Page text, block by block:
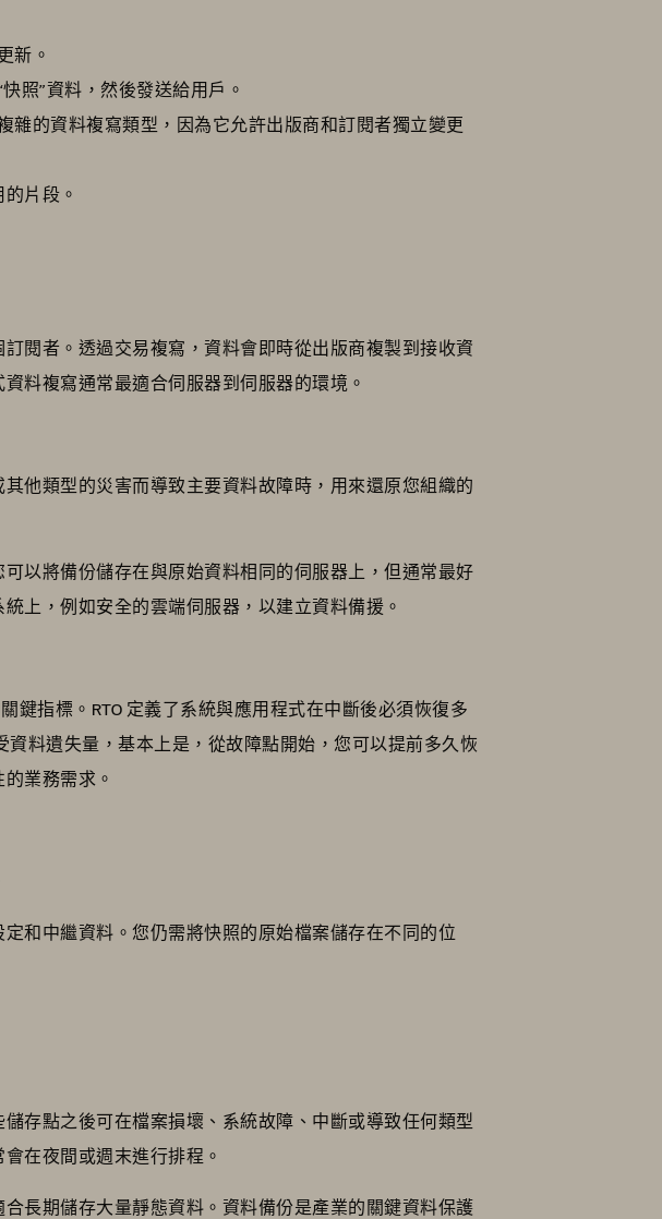
新。
照”資料，然後發送給用戶。
的資料複寫類型，因為它允許出版商和訂閱者獨立變更
片段。
閱者。透過交易複寫，資料會即時從出版商複製到接收資
料複寫通常最適合伺服器到伺服器的環境。
他類型的災害而導致主要資料故障時，用來還原您組織的
以將備份儲存在與原始資料相同的伺服器上，但通常最好
上，例如安全的雲端伺服器，以建立資料備援。
鍵指標。RTO 定義了系統與應用程式在中斷後必須恢復多
料遺失量，基本上是，從故障點開始，您可以提前多久恢
業務需求。
和中繼資料。您仍需將快照的原始檔案儲存在不同的位
存點之後可在檔案損壞、系統故障、中斷或導致任何類型
在夜間或週末進行排程。
長期儲存大量靜態資料。資料備份是產業的關鍵資料保護